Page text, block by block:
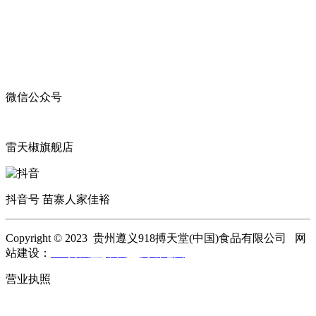
微信公众号
雷天椒旗舰店
抖音号 苗寨人家佳裕
Copyright © 2023 贵州遵义918搏天堂(中国)食品有限公司 网
站建设：
营业执照